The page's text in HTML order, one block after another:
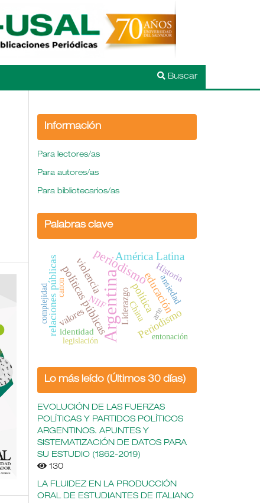
Buscar
Información
Para lectores/as
Para autores/as
Para bibliotecarios/as
Palabras clave
Argentina
periodismo
educación
políticas públicas
América Latina
Periodismo
política
violencia
relaciones públicas Liderazgo
valores China
ansiedad
Historia
identidad
NIIF
entonación
canon
legislación
arte
complejidad
Lo más leído (Últimos 30 días)
EVOLUCIÓN DE LAS FUERZAS
POLÍTICAS Y PARTIDOS POLÍTICOS
ARGENTINOS. APUNTES Y
SISTEMATIZACIÓN DE DATOS PARA
SU ESTUDIO (1862-2019)
130
LA FLUIDEZ EN LA PRODUCCIÓN
ORAL DE ESTUDIANTES DE ITALIANO